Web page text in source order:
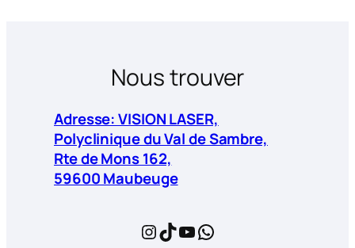
Nous trouver
Adresse: VISION LASER,
Polyclinique du Val de Sambre,
Rte de Mons 162,
59600 Maubeuge
InstagramTikTok YouTube WhatsApp